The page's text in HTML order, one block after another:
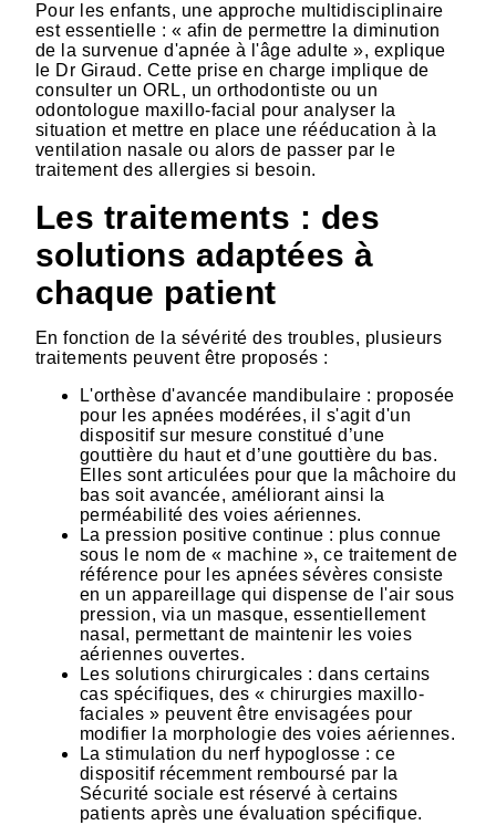
Pour les enfants, une approche multidisciplinaire
est essentielle : « afin de permettre la diminution
de la survenue d'apnée à l'âge adulte », explique
le Dr Giraud. Cette prise en charge implique de
consulter un ORL, un orthodontiste ou un
odontologue maxillo-facial pour analyser la
situation et mettre en place une rééducation à la
ventilation nasale ou alors de passer par le
traitement des allergies si besoin.
Les traitements : des
solutions adaptées à
chaque patient
En fonction de la sévérité des troubles, plusieurs
traitements peuvent être proposés :
L'orthèse d'avancée mandibulaire : proposée
pour les apnées modérées, il s'agit d'un
dispositif sur mesure constitué d’une
gouttière du haut et d’une gouttière du bas.
Elles sont articulées pour que la mâchoire du
bas soit avancée, améliorant ainsi la
perméabilité des voies aériennes.
La pression positive continue : plus connue
sous le nom de « machine », ce traitement de
référence pour les apnées sévères consiste
en un appareillage qui dispense de l'air sous
pression, via un masque, essentiellement
nasal, permettant de maintenir les voies
aériennes ouvertes.
Les solutions chirurgicales : dans certains
cas spécifiques, des « chirurgies maxillo-
faciales » peuvent être envisagées pour
modifier la morphologie des voies aériennes.
La stimulation du nerf hypoglosse : ce
dispositif récemment remboursé par la
Sécurité sociale est réservé à certains
patients après une évaluation spécifique.